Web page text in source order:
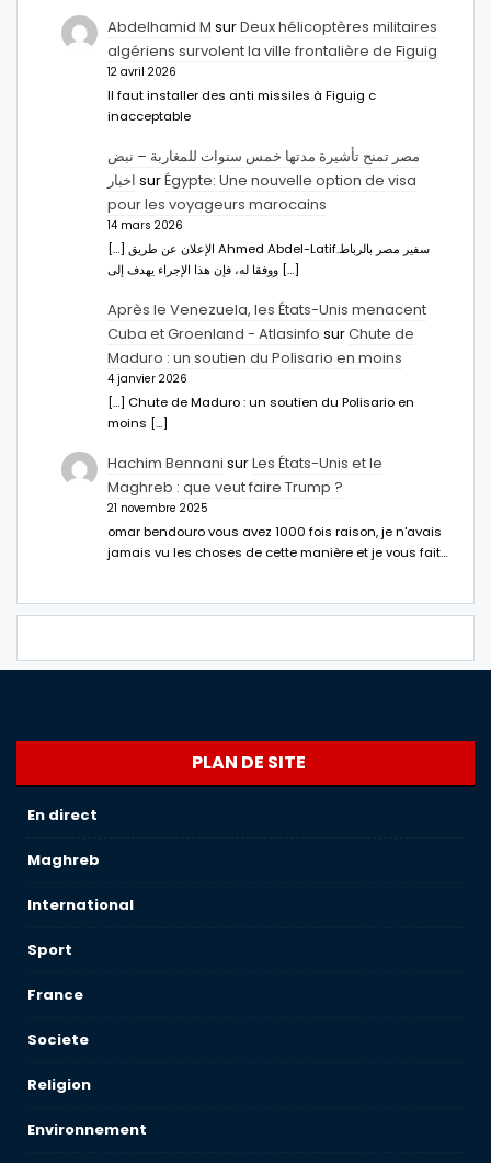
Abdelhamid M surDeux hélicoptères militaires
algériens survolent la ville frontalière de Figuig
12 avril 2026
Il faut installer des anti missiles à Figuig c
inacceptable
مصر تمنح تأشيرة مدتها خمس سنوات للمغاربة – نبض
اخبار surÉgypte: Une nouvelle option de visa
pour les voyageurs marocains
14 mars 2026
[…] الإعلان عن طريق Ahmed Abdel-Latifسفير مصر بالرباط.
ووفقا له، فإن هذا الإجراء يهدف إلى […]
Après le Venezuela, les États-Unis menacent
Cuba et Groenland - Atlasinfo surChute de
Maduro : un soutien du Polisario en moins
4 janvier 2026
[…] Chute de Maduro : un soutien du Polisario en
moins […]
Hachim Bennani surLes États-Unis et le
Maghreb : que veut faire Trump ?
21 novembre 2025
omar bendouro vous avez 1000 fois raison, je n'avais
jamais vu les choses de cette manière et je vous fait…
PLAN DE SITE
En direct
Maghreb
International
Sport
France
Societe
Religion
Environnement